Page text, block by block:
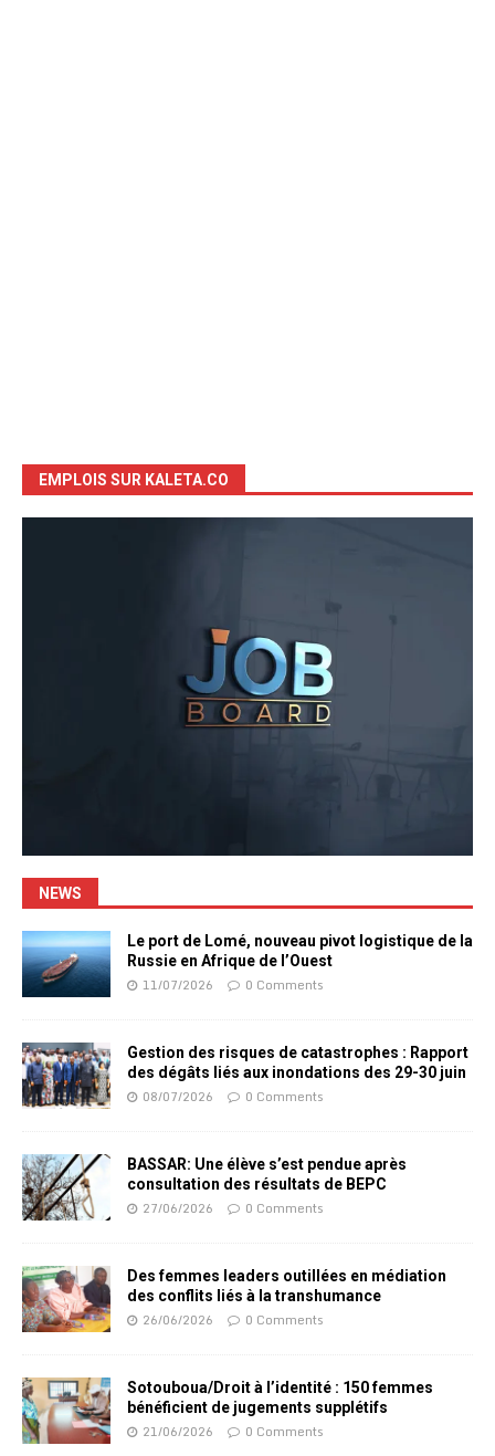
EMPLOIS SUR KALETA.CO
NEWS
Le port de Lomé, nouveau pivot logistique de la
Russie en Afrique de l’Ouest
11/07/2026 0 Comments
Gestion des risques de catastrophes : Rapport
des dégâts liés aux inondations des 29-30 juin
08/07/2026 0 Comments
BASSAR: Une élève s’est pendue après
consultation des résultats de BEPC
27/06/2026 0 Comments
Des femmes leaders outillées en médiation
des conflits liés à la transhumance
26/06/2026 0 Comments
Sotouboua/Droit à l’identité : 150 femmes
bénéficient de jugements supplétifs
21/06/2026 0 Comments